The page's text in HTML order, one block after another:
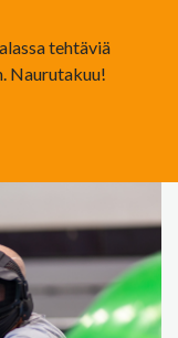
tehtäviä
Naurutakuu!